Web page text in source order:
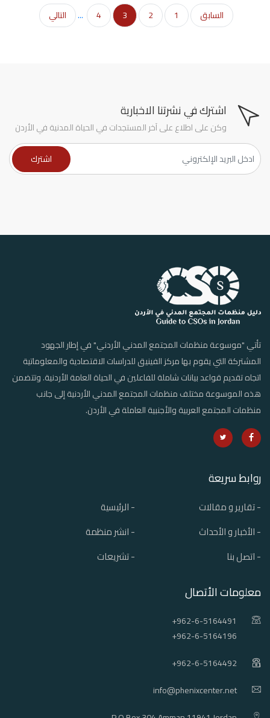
السابق 1
2
3
4
... التالي
اشترك في نشرتنا الاخبارية
وكن على اطلاع على آخر المستجدات في الحياة المدنية في الأردن
تأتي "موسوعة منظمات المجتمع المدني الأردني" في إطار الجهود
المشتركة التي يقوم بها مركز الفينيق للدراسات الاقتصادية والمعلوماتية
اتجاه تقديم قواعد بيانات شاملة للفاعلين في الحياة العامة الأردنية. وتتضمن
هذه الموسوعة مختلف منظمات المجتمع المدني الأردنية إلى جانب
منظمات المجتمع العربية والأجنبية العاملة في الأردن.
روابط سريعة
- الرئيسية
- تقارير و مقالات
- انشر منظمة
- الأخبار و الأحداث
- تشريعات
- اتصل بنا
معلومات الأتصال
+962-6-5164491
+962-6-5164196
+962-6-5164492
info@phenixcenter.net